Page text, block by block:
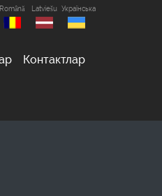
Română Latviešu Українська
Контактлар